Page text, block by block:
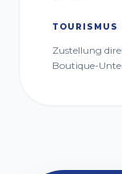
TOURISMUS
Zustellung
Boutique-